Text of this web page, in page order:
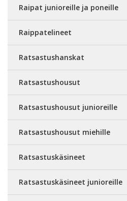
Raipat junioreille ja poneille
Raippatelineet
Ratsastushanskat
Ratsastushousut
Ratsastushousut junioreille
Ratsastushousut miehille
Ratsastuskäsineet
Ratsastuskäsineet junioreille